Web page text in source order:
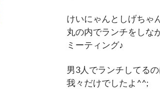
けいにゃんとしげちゃ
丸の内でランチをしな
ミーティング♪
男3人でランチしてる
我々だけでしたよ^^;